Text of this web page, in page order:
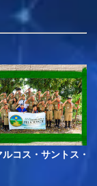
コス・サントス・